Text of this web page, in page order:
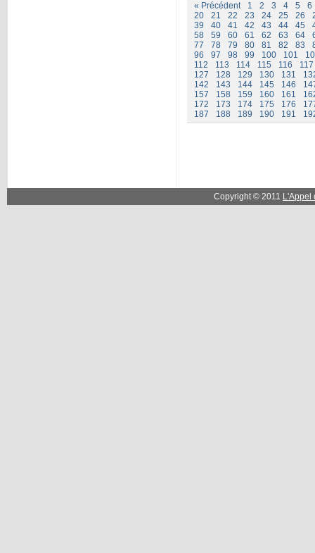
« Précédent 1 2 3 4 5
6
20
21 22 23 24 25 26
39
40 41 42 43 44 45
58
59 60 61 62 63 64
77
78 79 80 81 82 83
96
97 98 99 100 101
112
113 114 115 116
117
127
128 129 130 131
142
143 144 145 146
157
158 159 160 161
172
173 174 175 176
187
188 189 190 191
Copyright © 2011 L'Appel